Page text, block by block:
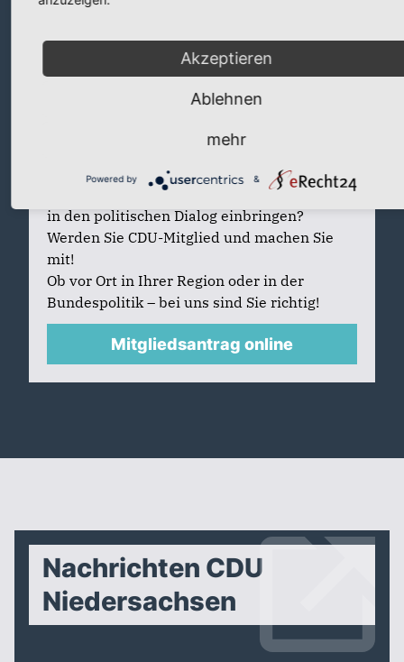
Sie identifizieren sich mit den Werten der
CDU, wollen mitdiskutieren und Ihre Ideen
in den politischen Dialog einbringen?
Werden Sie CDU-Mitglied und machen Sie
mit!
Ob vor Ort in Ihrer Region oder in der
Bundespolitik – bei uns sind Sie richtig!
Mitgliedsantrag online
Nachrichten CDU
Niedersachsen
Akzeptieren
Ablehnen
mehr
Powered by &